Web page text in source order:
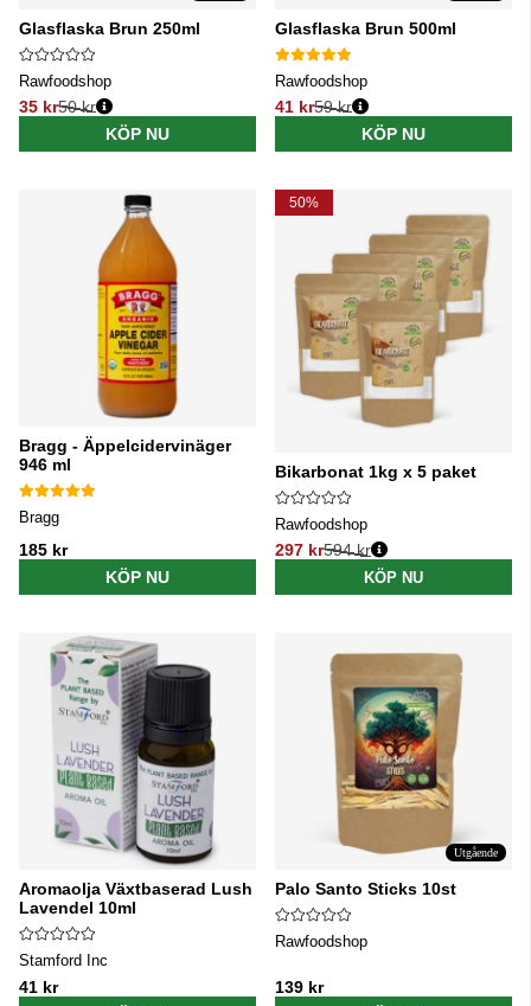
Glasflaska Brun 250ml
Rawfoodshop
35 kr
Ordinarie pris:
50 kr
KÖP NU
Glasflaska Brun 500ml
Rawfoodshop
41 kr
Ordinarie pris:
59 kr
KÖP NU
Bragg - Äppelcidervinäger
946 ml
Bragg
185 kr
KÖP NU
50%
Bikarbonat 1kg x 5 paket
Rawfoodshop
297 kr
Ordinarie pris:
594 kr
KÖP NU
Aromaolja Växtbaserad Lush
Lavendel 10ml
Stamford Inc
41 kr
Utgående
Palo Santo Sticks 10st
Rawfoodshop
139 kr